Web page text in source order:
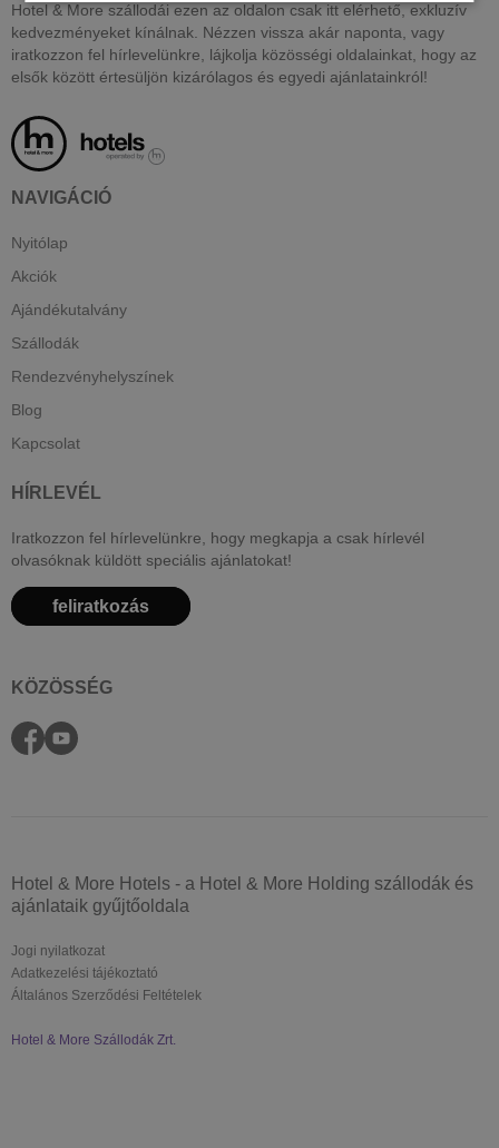
Hotel & More szállodái ezen az oldalon csak itt elérhető, exkluzív
kedvezményeket kínálnak. Nézzen vissza akár naponta, vagy
iratkozzon fel hírlevelünkre, lájkolja közösségi oldalainkat, hogy az
elsők között értesüljön kizárólagos és egyedi ajánlatainkról!
NAVIGÁCIÓ
Nyitólap
Akciók
Ajándékutalvány
Szállodák
Rendezvényhelyszínek
Blog
Kapcsolat
HÍRLEVÉL
Iratkozzon fel hírlevelünkre, hogy megkapja a csak hírlevél
olvasóknak küldött speciális ajánlatokat!
feliratkozás
KÖZÖSSÉG
Hotel & More Hotels - a Hotel & More Holding szállodák és
ajánlataik gyűjtőoldala
Jogi nyilatkozat
Adatkezelési tájékoztató
Általános Szerződési Feltételek
Hotel & More Szállodák Zrt.